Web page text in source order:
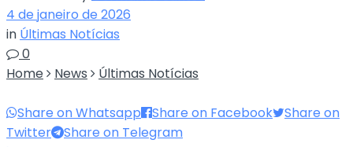
4 de janeiro de 2026
in Últimas Notícias
0
Home
News Últimas Notícias
Share on Whatsapp Share on Facebook
Share on
Twitter
Share on Telegram